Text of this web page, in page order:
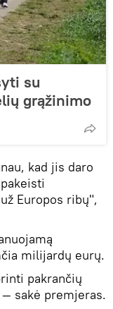
su
grąžinimo
kad jis daro
Europos ribų",
milijardų eurų.
pakrančių
sakė premjeras.